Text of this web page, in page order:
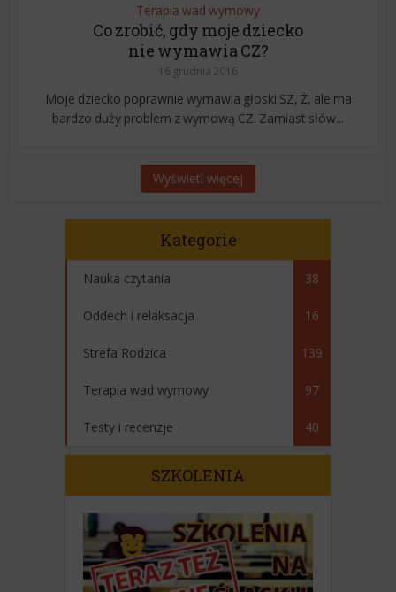
Terapia wad wymowy
Co zrobić, gdy moje dziecko
nie wymawia CZ?
16 grudnia 2016
Moje dziecko poprawnie wymawia głoski SZ, Ż, ale ma
bardzo duży problem z wymową CZ. Zamiast słów...
Wyświetl więcej
Kategorie
Nauka czytania 38
Oddech i relaksacja 16
Strefa Rodzica 139
Terapia wad wymowy 97
Testy i recenzje 40
SZKOLENIA